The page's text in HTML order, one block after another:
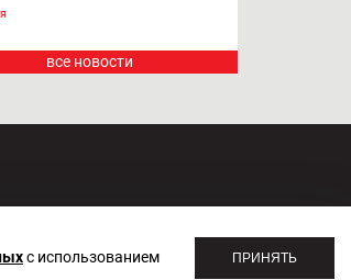
все новости
Регистрационный номер ЭЛ №
с использованием
ПРИНЯТЬ